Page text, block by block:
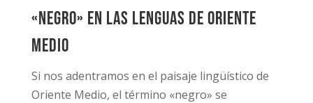
«Negro» en las lenguas de Oriente
Medio
Si nos adentramos en el paisaje lingüístico de
Oriente Medio, el término «negro» se